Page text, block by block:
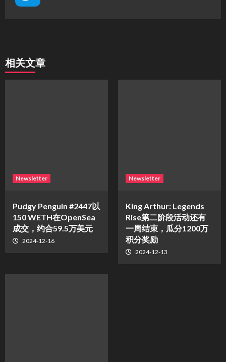
相关文章
Newsletter
Pudgy Penguin #2447以
150 WETH在OpenSea
成交，约合59.5万美元
2024-12-16
Newsletter
King Arthur: Legends
Rise第二阶段活动还有
一周结束，瓜分1200万
积分奖励
2024-12-13